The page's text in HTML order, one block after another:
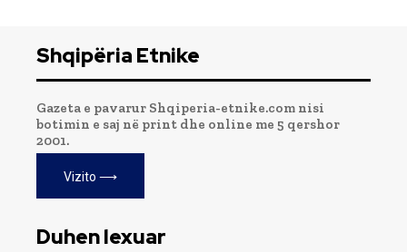
Shqipëria Etnike
Gazeta e pavarur Shqiperia-etnike.com nisi
botimin e saj në print dhe online me 5 qershor
2001.
Vizito ⟶
Duhen lexuar